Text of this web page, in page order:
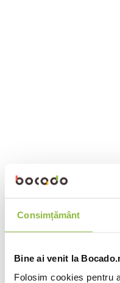
Consimțământ
Bine ai venit la
Folosim cookies pentru